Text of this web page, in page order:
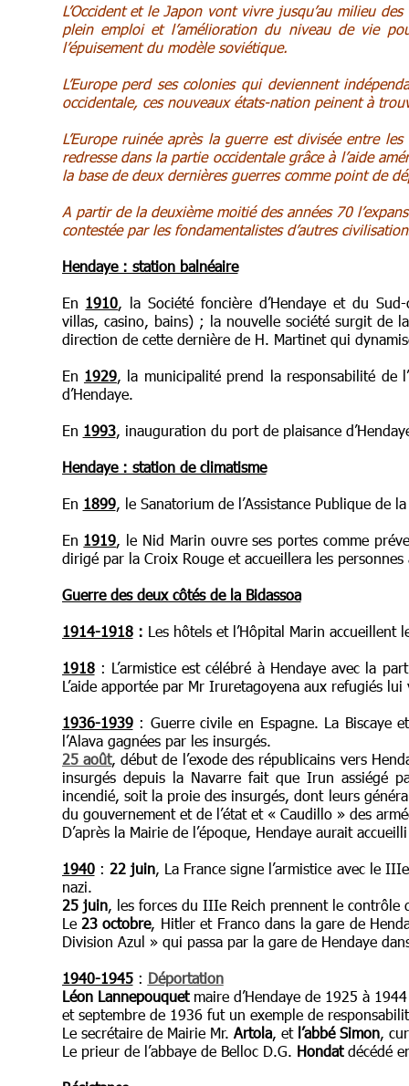
L’Occident et le Japon vont vivre jusqu’au milieu
plein emploi et l’amélioration du niveau de vie
l’épuisement du modèle soviétique.
L’Europe perd ses colonies qui deviennent
occidentale, ces nouveaux états-nation peinent à
L’Europe ruinée après la guerre est divisée entre
redresse dans la partie occidentale grâce à l’aide
la base de deux dernières guerres comme point de
A partir de la deuxième moitié des années 70
contestée par les fondamentalistes d’autres
Hendaye : station balnéaire
En 1910, la Société foncière d’Hendaye et du
villas, casino, bains) ; la nouvelle société surgit de
direction de cette dernière de H. Martinet qui
En 1929, la municipalité prend la responsabilité de
d’Hendaye.
En 1993, inauguration du port de plaisance
Hendaye : station de climatisme
En 1899, le Sanatorium de l’Assistance Publique de
En 1919, le Nid Marin ouvre ses portes comme
dirigé par la Croix Rouge et accueillera les
Guerre des deux côtés de la Bidassoa
1914-1918: Les hôtels et l’Hôpital Marin accueillent
1918: L’armistice est célébré à Hendaye avec la
L’aide apportée par Mr Iruretagoyena aux refugiés
1936-1939: Guerre civile en Espagne. La Biscaye
l’Alava gagnées par les insurgés.
25 août, début de l’exode des républicains vers
insurgés depuis la Navarre fait que Irun assiégé
incendié, soit la proie des insurgés, dont leurs
du gouvernement et de l’état et « Caudillo » des
D’après la Mairie de l’époque, Hendaye aurait
1940: 22 juin, La France signe l’armistice avec le
nazi.
25 juin, les forces du IIIe Reich prennent le contrôle
Le 23 octobre, Hitler et Franco dans la gare de
Division Azul » qui passa par la gare de Hendaye
1940-1945: Déportation
Léon Lannepouquetmaire d’Hendaye de 1925 à
et septembre de 1936 fut un exemple de
Le secrétaire de Mairie Mr. Artola, et l’abbé Simon,
Le prieur de l’abbaye de Belloc D.G. Hondatdécédé